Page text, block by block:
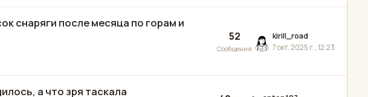
снаряги после месяца по горам и
52
Сообщения
kirill_road
7 окт. 2025 г., 12:23
а что зря таскала